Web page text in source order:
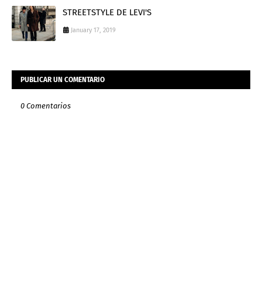
STREETSTYLE DE LEVI'S
January 17, 2019
PUBLICAR UN COMENTARIO
0 Comentarios